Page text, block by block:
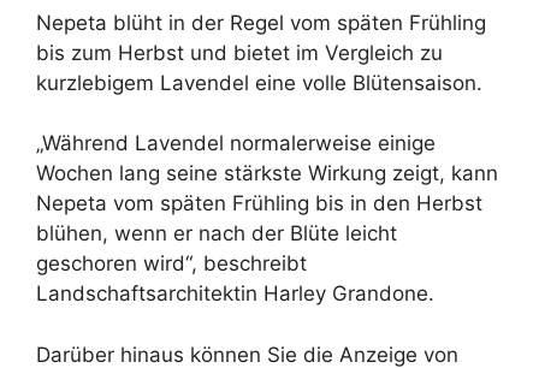
Nepeta blüht in der Regel vom späten Frühling
bis zum Herbst und bietet im Vergleich zu
kurzlebigem Lavendel eine volle Blütensaison.
„Während Lavendel normalerweise einige
Wochen lang seine stärkste Wirkung zeigt, kann
Nepeta vom späten Frühling bis in den Herbst
blühen, wenn er nach der Blüte leicht
geschoren wird“, beschreibt
Landschaftsarchitektin Harley Grandone.
Darüber hinaus können Sie die Anzeige von